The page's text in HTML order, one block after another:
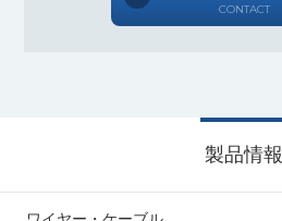
CONTACT
製品情報